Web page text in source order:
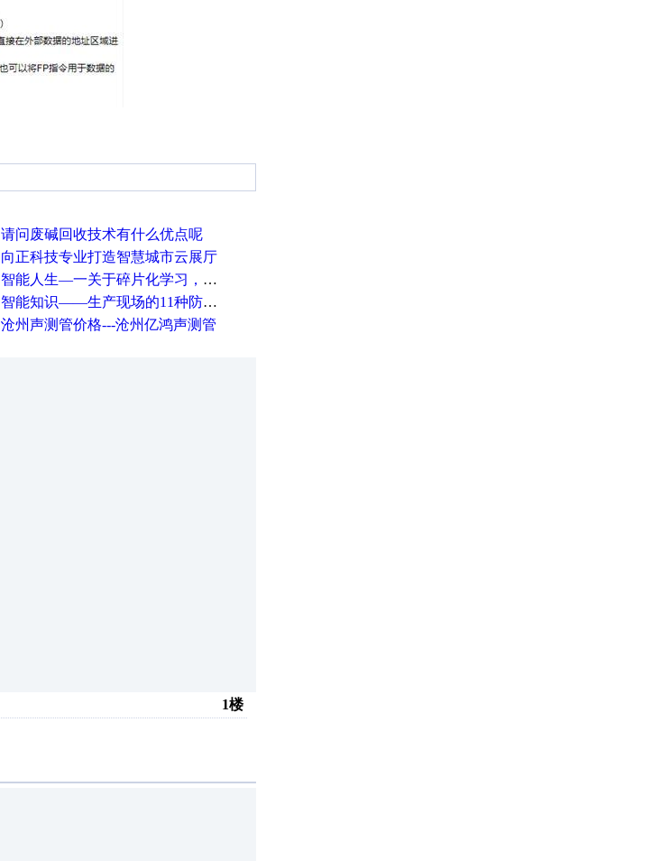
请问废碱回收技术有什么优点呢
向正科技专业打造智慧城市云展厅
智能人生—一关于碎片化学习，看这一篇就够了！
智能知识——生产现场的11种防错！(1)
沧州声测管价格---沧州亿鸿声测管​
1楼